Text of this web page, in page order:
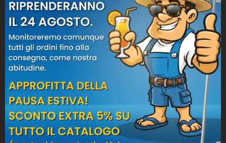
301,42 €317,29 €
15G. 18:00:55
AGGIUNGI AL CARRELLO
630,57 €663,76 €
15G. 18:00 :55
AGGIUNGI AL CARRELLO
8 ALTRI PRODOTTI SIMILI: